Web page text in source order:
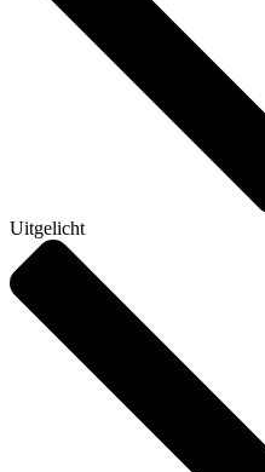
Uitgelicht